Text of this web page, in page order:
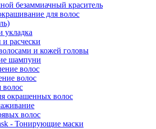
безаммиачный краситель
для волос
укладка
расчески
и кожей головы
шампуни
волос
волос
волос
окрашенных волос
волос
- Тонирующие маски